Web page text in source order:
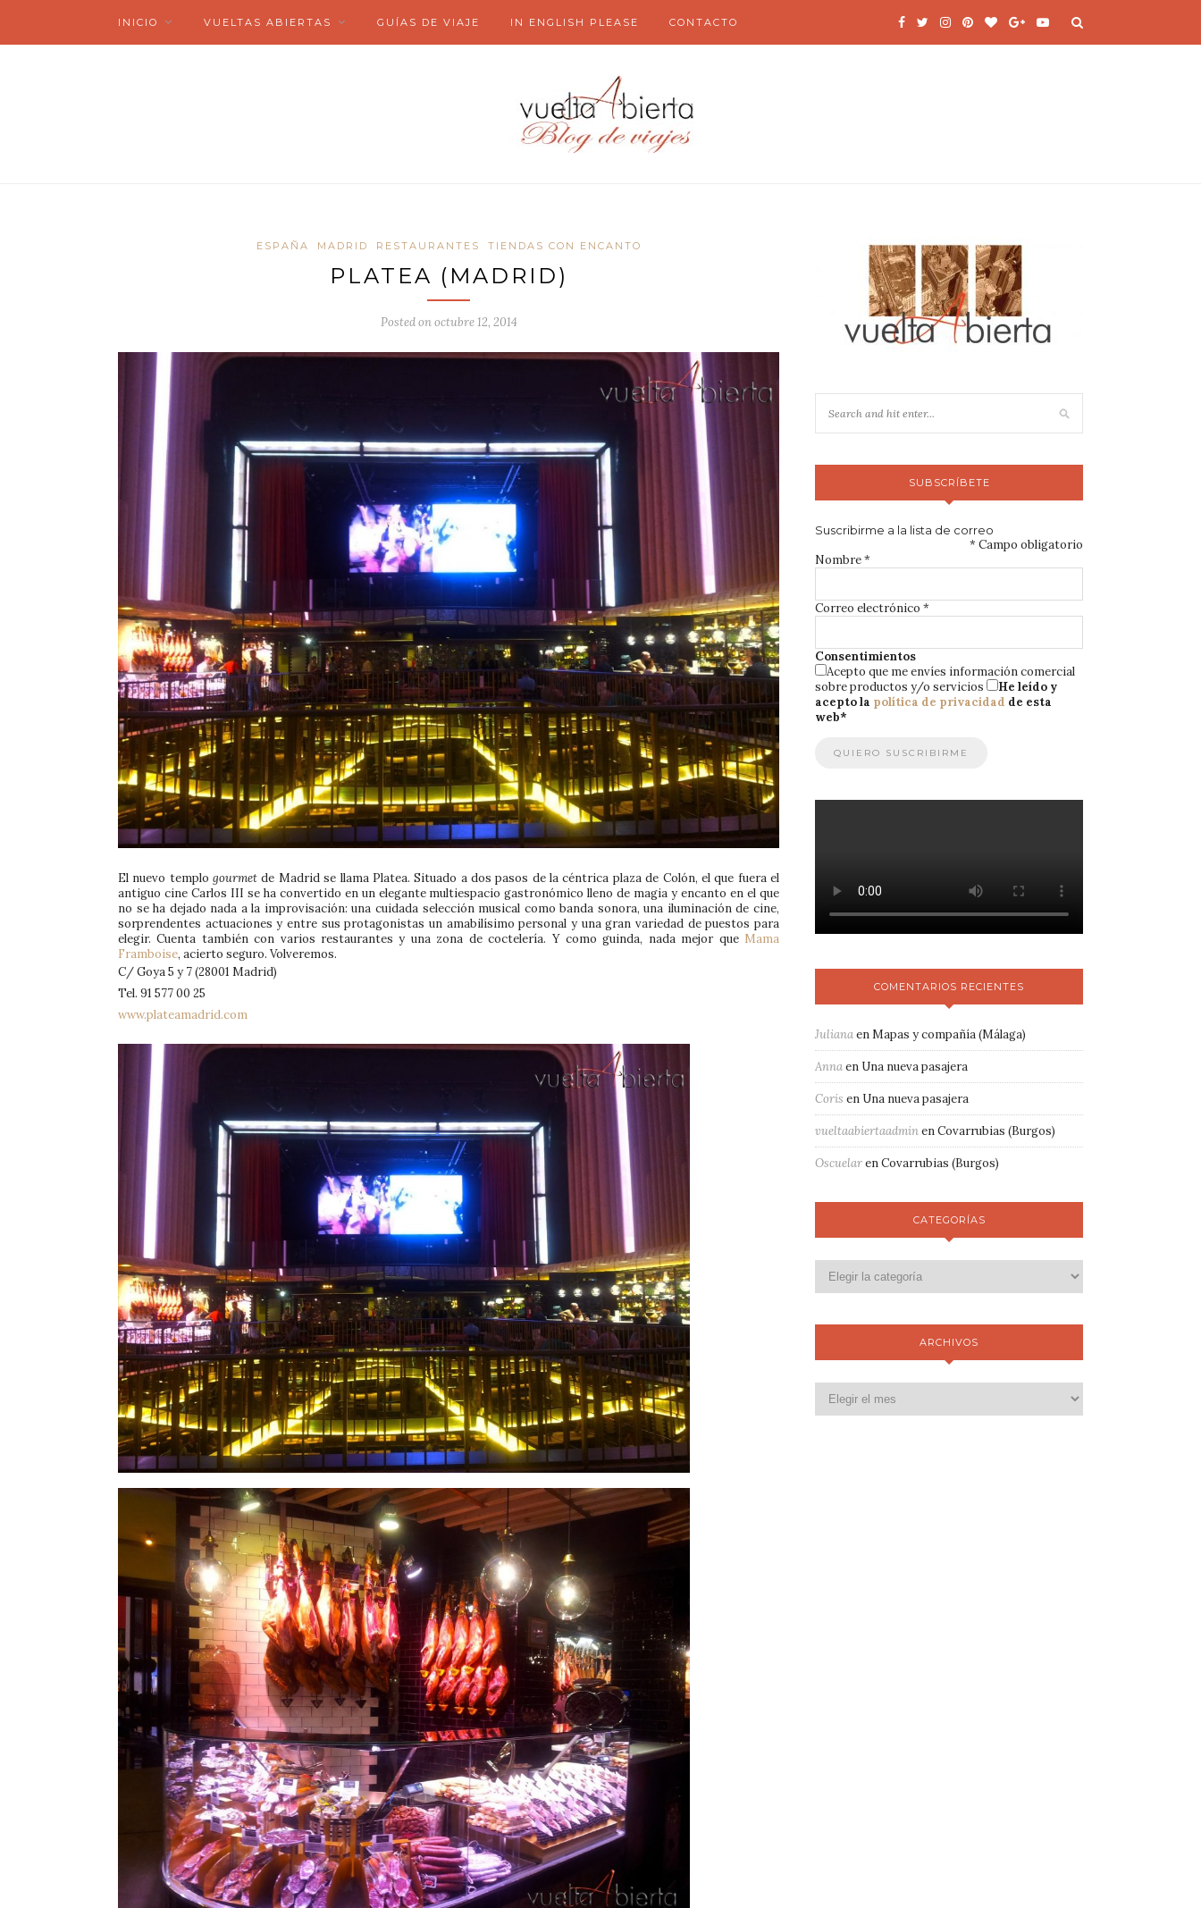
INICIO VUELTAS ABIERTAS GUÍAS DE VIAJE IN ENGLISH PLEASE CONTACTO
ESPAÑA MADRID RESTAURANTES TIENDAS CON ENCANTO
PLATEA (MADRID)
Posted onoctubre 12, 2014
El nuevo templogourmetde Madrid se llama Platea. Situado a dos pasos de la céntrica plaza de Colón, el que fuera el
antiguo cine Carlos III se ha convertido en un elegante multiespacio gastronómico lleno de magia y encanto en el que
no se ha dejado nada a la improvisación: una cuidada selección musical como banda sonora, una iluminación de cine,
sorprendentes actuaciones y entre sus protagonistas un amabilísimo personal y una gran variedad de puestos para
elegir. Cuenta también con varios restaurantes y una zona de coctelería. Y como guinda, nada mejor que Mama
Framboise, acierto seguro. Volveremos.
C/ Goya 5 y 7 (28001 Madrid)
Tel. 91 577 00 25
www.plateamadrid.com
SUBSCRÍBETE
Suscribirme a la lista de correo
* Campo obligatorio
Nombre*
Correo electrónico *
Consentimientos
Acepto que me envíes información comercial
sobre productos y/o servicios
He leído y
acepto la política de privacidad de esta
web*
COMENTARIOS RECIENTES
JulianaenMapas y compañía (Málaga)
Annaen Una nueva pasajera
Coris en Una nueva pasajera
vueltaabiertaadminenCovarrubias (Burgos)
OscuelarenCovarrubias (Burgos)
CATEGORÍAS
ARCHIVOS